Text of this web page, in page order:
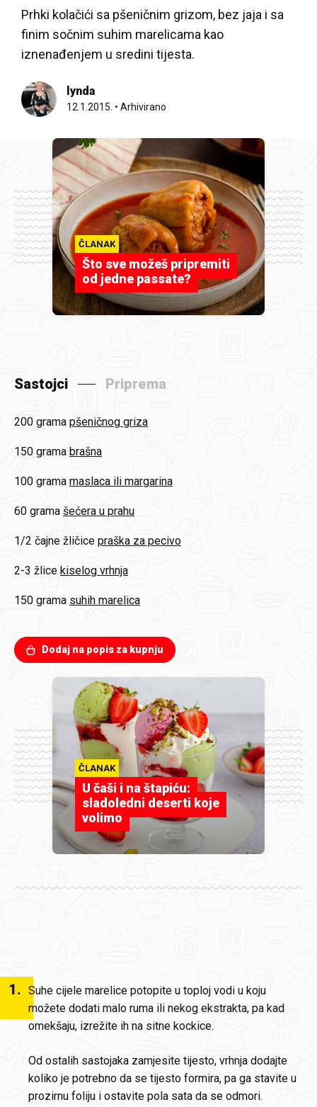
Prhki kolačići sa pšeničnim grizom, bez jaja i sa
finim sočnim suhim marelicama kao
iznenađenjem u sredini tijesta.
lynda
12.1.2015. • Arhivirano
ČLANAK
Što sve možeš pripremiti
od jedne passate?
Sastojci Priprema
200 grama pšeničnog griza
150 grama brašna
100 grama maslaca ili margarina
60 grama šećera u prahu
1/2 čajne žličice praška za pecivo
2-3 žlice kiselog vrhnja
150 grama suhih marelica
Dodaj na popis za kupnju
ČLANAK
U čaši i na štapiću:
sladoledni deserti koje
volimo
1. Suhe cijele marelice potopite u toploj vodi u koju
možete dodati malo ruma ili nekog ekstrakta, pa kad
omekšaju, izrežite ih na sitne kockice.
Od ostalih sastojaka zamjesite tijesto, vrhnja dodajte
koliko je potrebno da se tijesto formira, pa ga stavite u
prozirnu foliju i ostavite pola sata da se odmori.